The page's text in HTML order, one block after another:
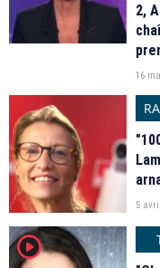
2,
16
5
player2